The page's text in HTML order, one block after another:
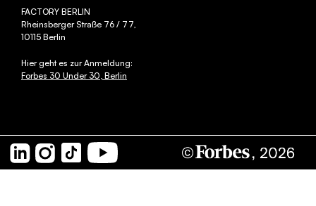
FACTORY BERLIN
Rheinsberger Straße 76 / 77,
10115 Berlin
Hier geht es zur Anmeldung:
Forbes 30 Under 30, Berlin
PARTNER
KUNSTWERK
RECAP
LinkedInInstagram
TikTok